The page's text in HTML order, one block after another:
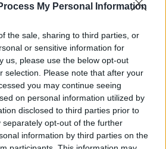
My Personal Information
the sale, sharing to third parties, or
or sensitive information for
us, please use the below opt-out
selection. Please note that after your
you may continue seeing
on personal information utilized by
disclosed to third parties prior to
separately opt-out of the further
information by third parties on the
que voltou a colocar o
de última hora de jogadores
Alejandro Davidovich
Arnaldi (Itália), a prova
competitivo de elevado nível,
Rublev, primeiro cabeça de
Darderi, pelo chileno
“Bienal
Artes e Ofícios”
artesanato,
como
do município